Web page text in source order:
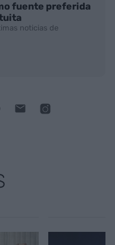
fuente preferida
noticias de